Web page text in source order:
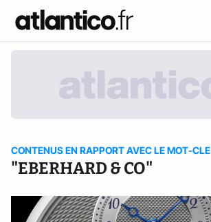
CONTENUS EN RAPPORT AVEC LE MOT-CLE
"EBERHARD & CO"